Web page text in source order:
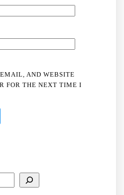
AND WEBSITE
FOR THE NEXT TIME I